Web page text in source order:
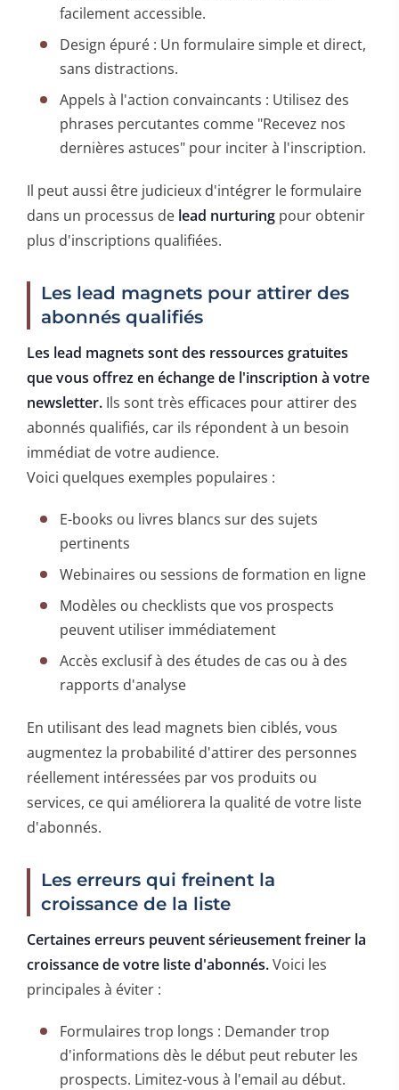
facilement accessible.
Design épuré : Un formulaire simple et direct,
sans distractions.
Appels à l'action convaincants : Utilisez des
phrases percutantes comme "Recevez nos
dernières astuces" pour inciter à l'inscription.
Il peut aussi être judicieux d'intégrer le formulaire
dans un processus de lead nurturing pour obtenir
plus d'inscriptions qualifiées.
Les lead magnets pour attirer des
abonnés qualifiés
Les lead magnets sont des ressources gratuites
que vous offrez en échange de l'inscription à votre
newsletter. Ils sont très efficaces pour attirer des
abonnés qualifiés, car ils répondent à un besoin
immédiat de votre audience.
Voici quelques exemples populaires :
E-books ou livres blancs sur des sujets
pertinents
Webinaires ou sessions de formation en ligne
Modèles ou checklists que vos prospects
peuvent utiliser immédiatement
Accès exclusif à des études de cas ou à des
rapports d'analyse
En utilisant des lead magnets bien ciblés, vous
augmentez la probabilité d'attirer des personnes
réellement intéressées par vos produits ou
services, ce qui améliorera la qualité de votre liste
d'abonnés.
Les erreurs qui freinent la
croissance de la liste
Certaines erreurs peuvent sérieusement freiner la
croissance de votre liste d'abonnés.Voici les
principales à éviter :
Formulaires trop longs : Demander trop
d'informations dès le début peut rebuter les
prospects. Limitez-vous à l'email au début.